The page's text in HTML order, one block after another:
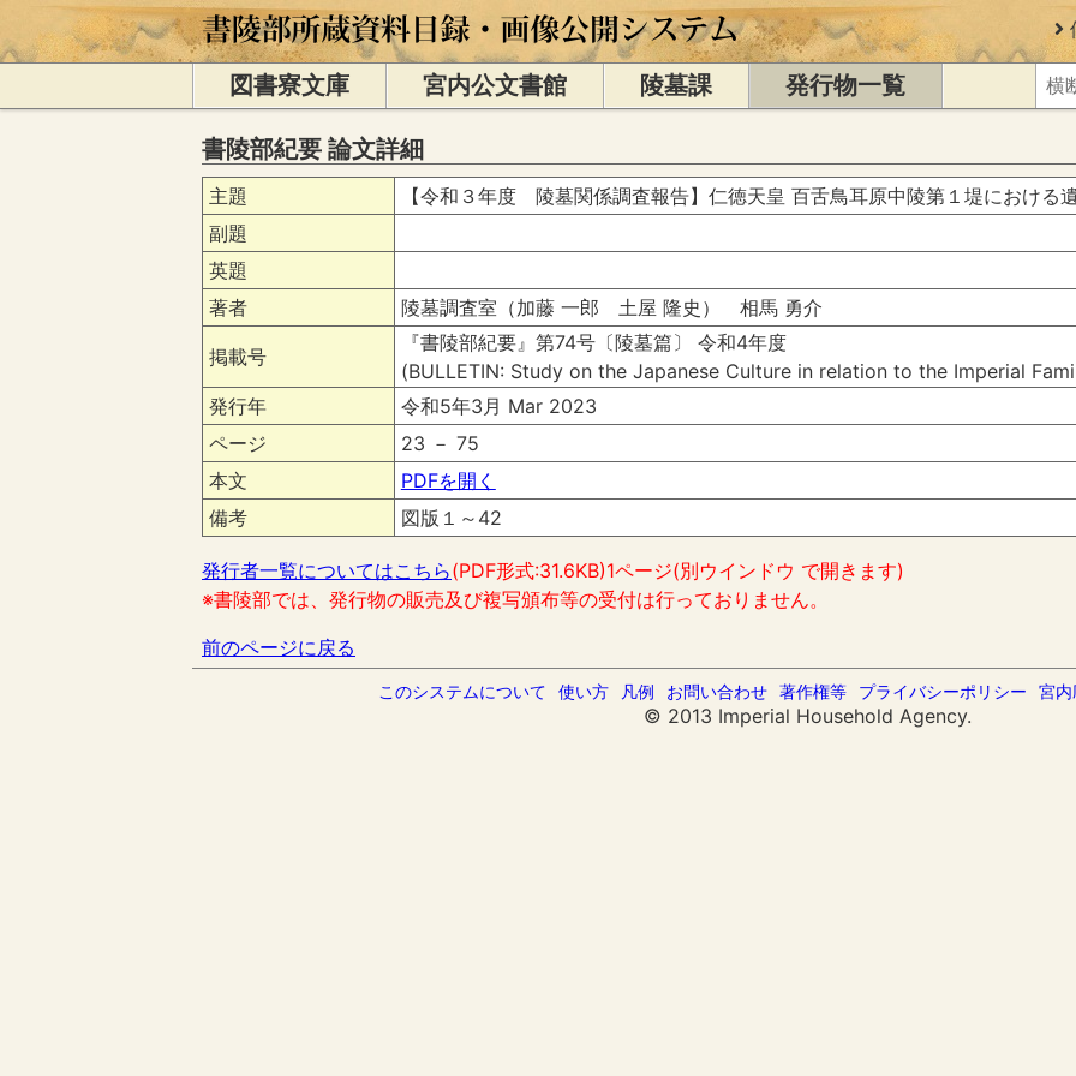
図書寮文庫 宮内公文書館 陵墓課 発行物一覧
書陵部紀要 論文詳細
主題
【令和３年度 陵墓関係調査報告】仁徳天皇 百舌鳥耳原中陵第１堤における
副題
英題
著者
陵墓調査室（加藤 一郎 土屋 隆史） 相馬 勇介
掲載号
『書陵部紀要』第74号〔陵墓篇〕 令和4年度
(BULLETIN: Study on the Japanese Culture in relation to the Imperial
発行年
令和5年3月 Mar 2023
ページ
23 － 75
本文
PDFを開く
備考
図版１～42
発行者一覧についてはこちら(PDF形式:31.6KB)1ページ(別ウインドウ で開きます)
※書陵部では、発行物の販売及び複写頒布等の受付は行っておりません。
前のページに戻る
このシステムについて 使い方 凡例 お問い合わせ 著作権等 プライバシーポリシー 宮内
© 2013 Imperial Household Agency.